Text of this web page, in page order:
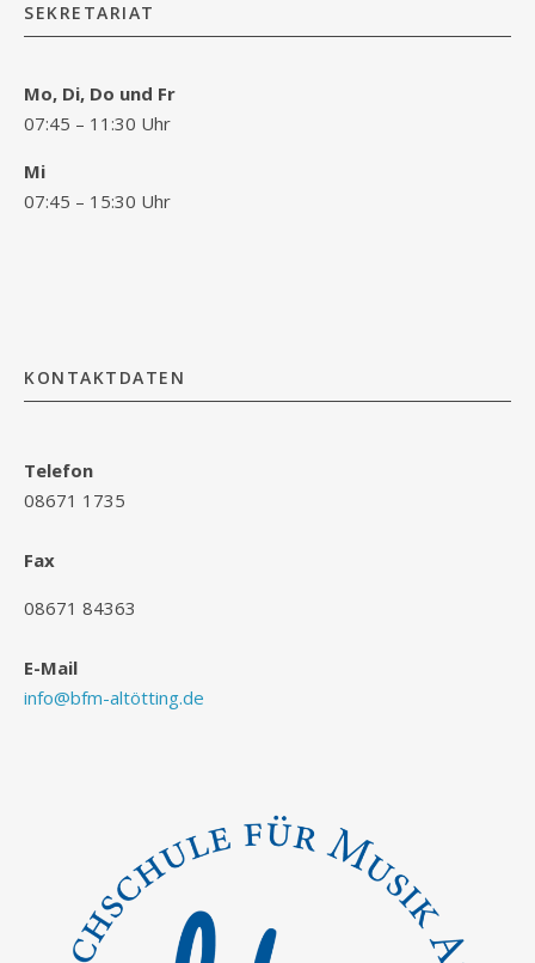
SEKRETARIAT
Mo, Di, Do und Fr
07:45 – 11:30 Uhr
Mi
07:45 – 15:30 Uhr
KONTAKTDATEN
Telefon
08671 1735
Fax
08671 84363
E-Mail
info@bfm-altötting.de